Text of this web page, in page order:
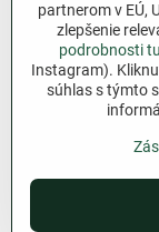
Sme
vďaka vám
lásku k
pokračovať
Predvoľby
partnerom v EÚ,
zlepšenie
podrobnosti tu
Instagram).
súhlas s týmto